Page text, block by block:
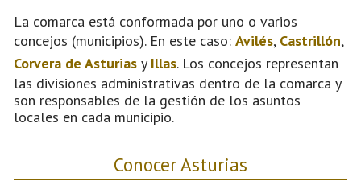
La comarca está conformada por uno o varios
concejos (municipios). En este caso: Avilés, Castrillón,
Corvera de Asturias y Illas. Los concejos representan
las divisiones administrativas dentro de la comarca y
son responsables de la gestión de los asuntos
locales en cada municipio.
Conocer Asturias